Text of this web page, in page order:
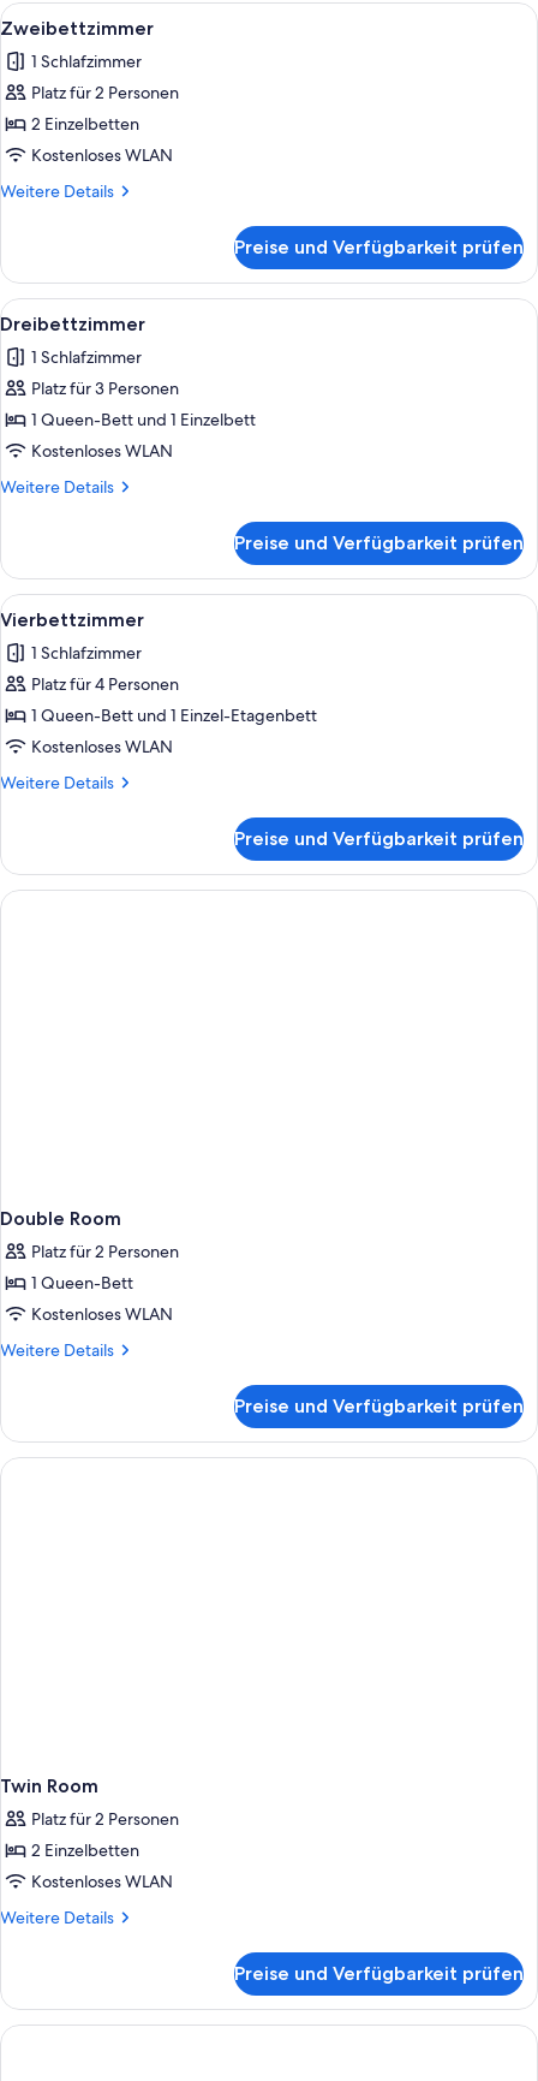
Alle
Fotos
für
Zweibettzimmer
anzeigen
Ein Hotelzimmer mit zwei Betten,
4
Zweibettzimmer
1 Schlafzimmer
Platz für 2 Personen
2 Einzelbetten
Kostenloses WLAN
Weitere Details
Weitere
Preise und Verfügbarkeit prüfen
Alle
Fotos
für
Dreibettzimmer
anzeigen
Ein modernes Hotelzimmer mit
4
Dreibettzimmer
1 Schlafzimmer
Platz für 3 Personen
1 Queen-Bett und 1 Einzelbett
Kostenloses WLAN
Weitere Details
Weitere
Preise und Verfügbarkeit prüfen
Alle
Fotos
für
Vierbettzimmer
anzeigen
Ein modernes Hotelzimmer mit
4
Vierbettzimmer
1 Schlafzimmer
Platz für 4 Personen
1 Queen-Bett und 1 Einzel-Etagenbett
Kostenloses WLAN
Weitere Details
Weitere
Preise und Verfügbarkeit prüfen
Double Room
Platz für 2 Personen
1 Queen-Bett
Kostenloses WLAN
Weitere Details
Weitere
Room
Preise und Verfügbarkeit prüfen
Twin Room
Platz für 2 Personen
2 Einzelbetten
Kostenloses WLAN
Weitere Details
Weitere
Room
Preise und Verfügbarkeit prüfen